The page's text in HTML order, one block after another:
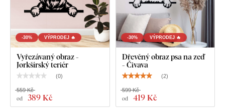
-30% VÝPRODEJ 🔥
Vyřezávaný obraz -
Jorkšírský teriér
(0)
od 389 Kč
559 Kč
-30% VÝPRODEJ 🔥
Dřevěný obraz psa na zeď
- Čivava
(2)
od 419 Kč
599 Kč